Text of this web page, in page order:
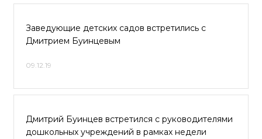
Заведующие детских садов встретились с
Дмитрием Буинцевым
09.12.19
Дмитрий Буинцев встретился с руководителями
дошкольных учреждений в рамках недели